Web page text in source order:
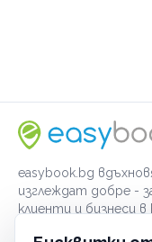
easybook.bg
изглеждат добре -
клиенти и бизнеси в